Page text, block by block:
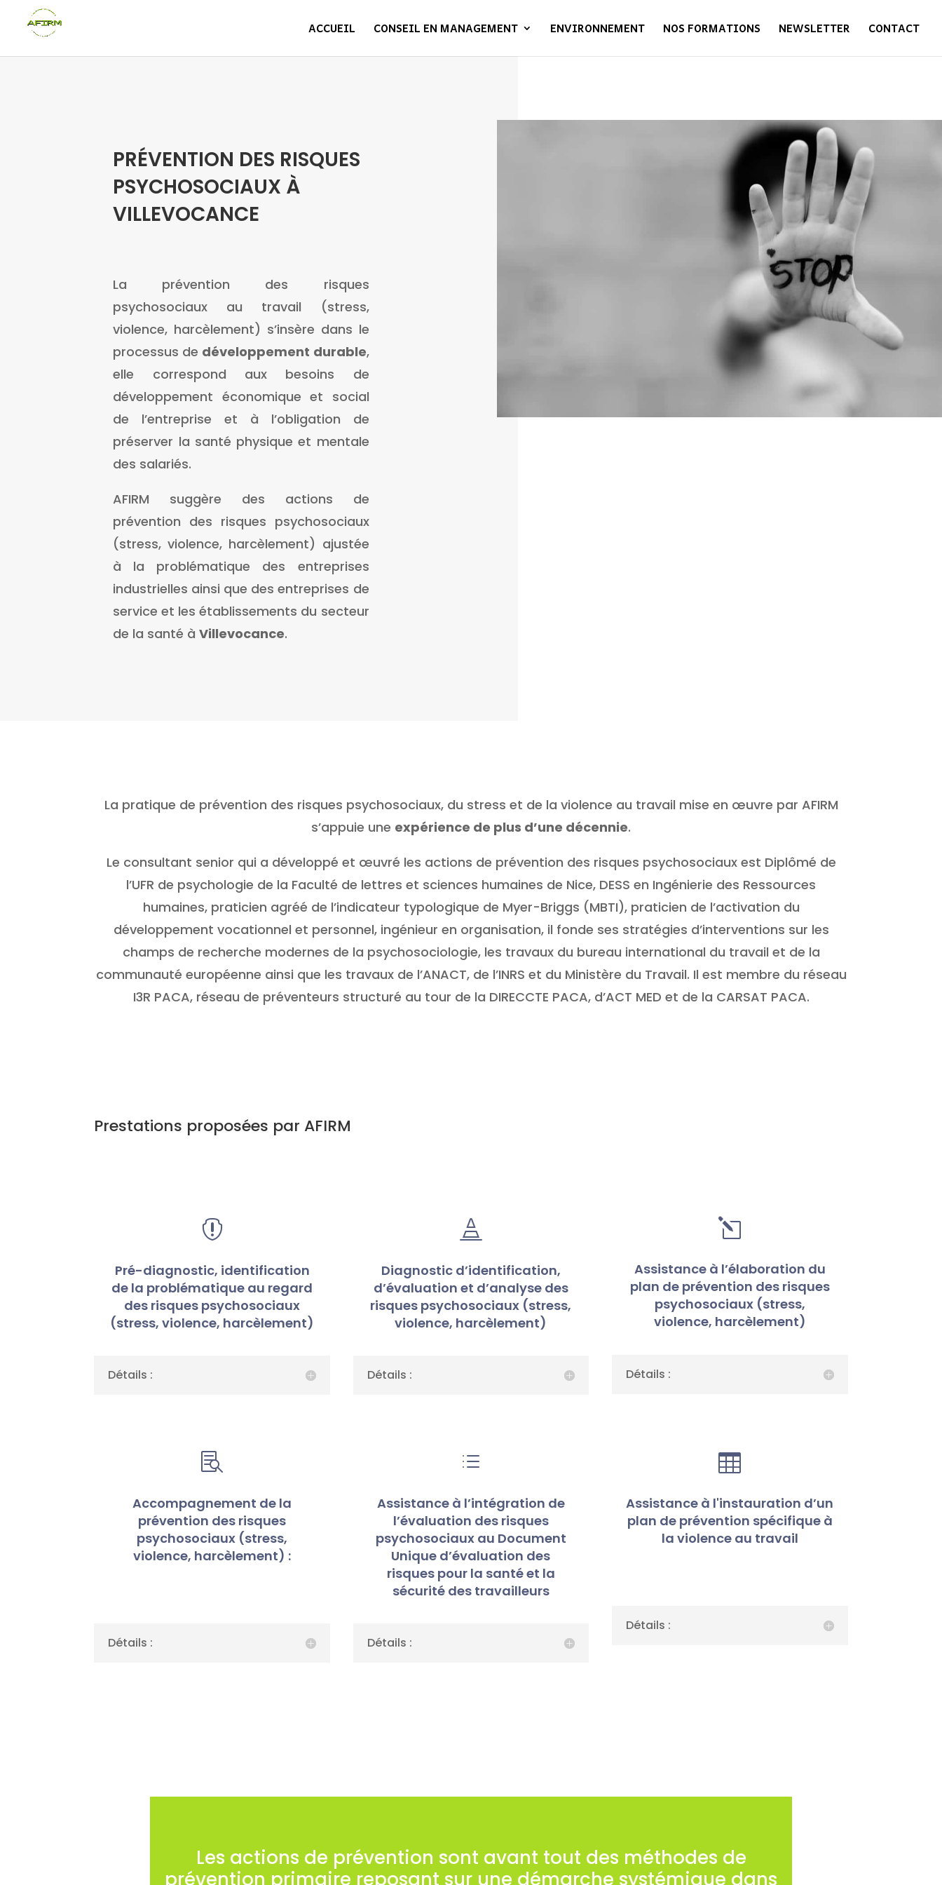
ACCUEIL CONSEIL EN MANAGEMENT ENVIRONNEMENT NOS FORMATIONS NEWSLETTER CONTACT
PRÉVENTION DES RISQUES
PSYCHOSOCIAUX À
VILLEVOCANCE
La prévention des risques
psychosociaux au travail (stress,
violence, harcèlement) s’insère dans le
processus de développement durable,
elle correspond aux besoins de
développement économique et social
de l’entreprise et à l’obligation de
préserver la santé physique et mentale
des salariés.
AFIRM suggère des actions de
prévention des risques psychosociaux
(stress, violence, harcèlement) ajustée
à la problématique des entreprises
industrielles ainsi que des entreprises de
service et les établissements du secteur
de la santé àVillevocance.
La pratique de prévention des risques psychosociaux, du stress et de la violence au travail mise en œuvre par AFIRM
s’appuie une expérience de plus d’une décennie.
Le consultant senior qui a développé et œuvré les actions de prévention des risques psychosociaux est Diplômé de
l’UFR de psychologie de la Faculté de lettres et sciences humaines de Nice, DESS en Ingénierie des Ressources
humaines, praticien agréé de l’indicateur typologique de Myer-Briggs (MBTI), praticien de l’activation du
développement vocationnel et personnel, ingénieur en organisation, il fonde ses stratégies d’interventions sur les
champs de recherche modernes de la psychosociologie, les travaux du bureau international du travail et de la
communauté européenne ainsi que les travaux de l’ANACT, de l’INRS et du Ministère du Travail. Il est membre du réseau
I3R PACA, réseau de préventeurs structuré au tour de la DIRECCTE PACA, d’ACT MED et de la CARSAT PACA.
Prestations proposées par AFIRM

Pré-diagnostic, identification
de la problématique au regard
des risques psychosociaux
(stress, violence, harcèlement)
Détails :

Diagnostic d’identification,
d’évaluation et d’analyse des
risques psychosociaux (stress,
violence, harcèlement)
Détails :
l
Assistance à l’élaboration du
plan de prévention des risques
psychosociaux (stress,
violence, harcèlement)
Détails :

Accompagnement de la
prévention des risques
psychosociaux (stress,
violence, harcèlement) :
Détails :
d
Assistance à l’intégration de
l’évaluation des risques
psychosociaux au Document
Unique d’évaluation des
risques pour la santé et la
sécurité des travailleurs
Détails :

Assistance à l'instauration d’un
plan de prévention spécifique à
la violence au travail
Détails :
Les actions de prévention sont avant tout des méthodes de
prévention primaire reposant sur une démarche systémique dans